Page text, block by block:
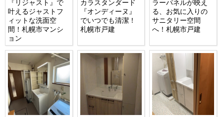
『リジャスト』で
叶えるジャストフ
ィットな洗面空
間！札幌市マンシ
ョン
カラスタンダード
『オンディーヌ』
でいつでも清潔！
札幌市戸建
ラーパネルが映え
る、お気に入りの
サニタリー空間
へ！札幌市戸建